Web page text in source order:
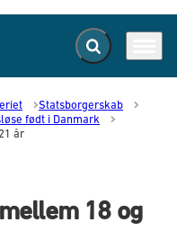
Fold søgefelt ud
Statsborgerskab
født i Danmark
år
18 og